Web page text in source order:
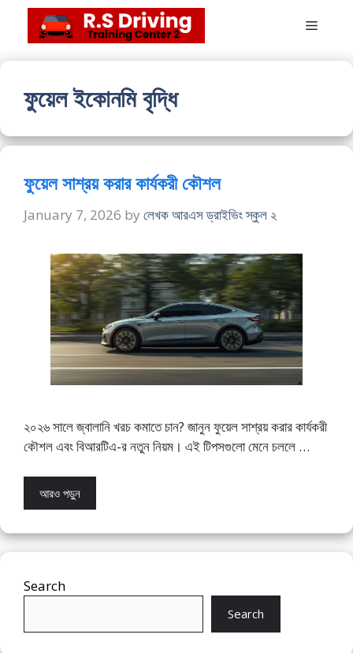
content
Menu
ফুয়েল ইকোনমি বৃদ্ধি
ফুয়েল সাশ্রয় করার কার্যকরী কৌশল
January 7, 2026 by লেখক আরএস ড্রাইভিং স্কুল ২
২০২৬ সালে জ্বালানি খরচ কমাতে চান? জানুন ফুয়েল সাশ্রয় করার কার্যকরী
কৌশল এবং বিআরটিএ-র নতুন নিয়ম। এই টিপসগুলো মেনে চললে …
আরও পড়ুন
Search
Search